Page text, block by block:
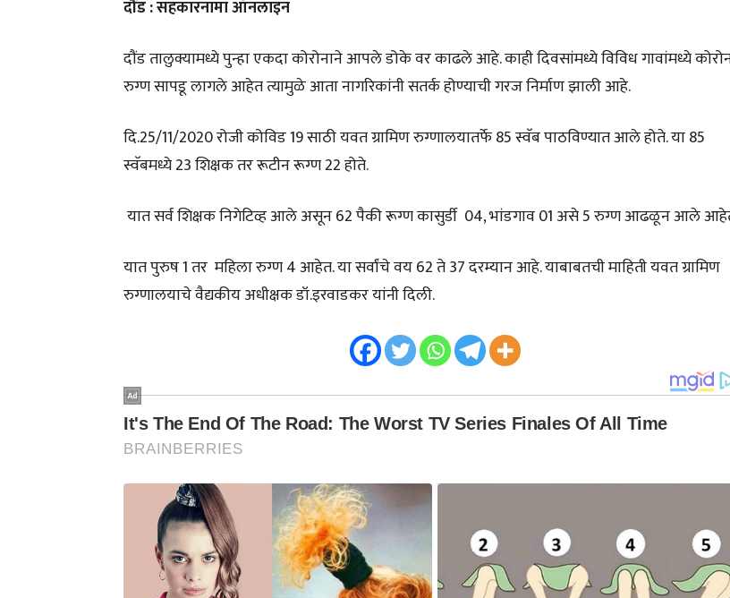
दौंड : सहकारनामा ऑनलाइन
दौंड तालुक्यामध्ये पुन्हा एकदा कोरोनाने आपले डोके वर काढले आहे. काही दिवसांमध्ये विविध गावांमध्ये
रुग्ण सापडू लागले आहेत त्यामुळे आता नागरिकांनी सतर्क होण्याची गरज निर्माण झाली आहे.
दि.25/11/2020 रोजी कोविड 19 साठी यवत ग्रामिण रुग्णालयातर्फे 85 स्वॅब पाठविण्यात आले होते. या 85
स्वॅबमध्ये 23 शिक्षक तर रूटीन रूग्ण 22 होते.
यात सर्व शिक्षक निगेटिव्ह आले असून 62 पैकी रूग्ण कासुर्डी 04, भांडगाव 01 असे 5 रुग्ण आढळून आले
यात पुरुष 1 तर महिला रुग्ण 4 आहेत. या सर्वांचे वय 62 ते 37 दरम्यान आहे. याबाबतची माहिती यवत ग्रामिण
रुग्णालयाचे वैद्यकीय अधीक्षक डॉ.इरवाडकर यांनी दिली.